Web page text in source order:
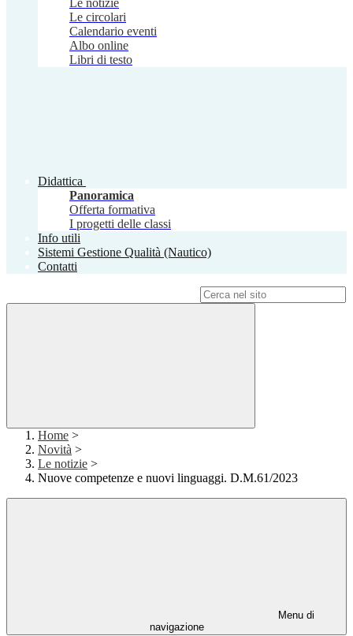
Le notizie
Le circolari
Calendario eventi
Albo online
Libri di testo
Didattica
Panoramica
Offerta formativa
I progetti delle classi
Info utili
Sistemi Gestione Qualità (Nautico)
Contatti
Home >
Novità >
Le notizie >
Nuove competenze e nuovi linguaggi. D.M.61/2023
Menu di
navigazione